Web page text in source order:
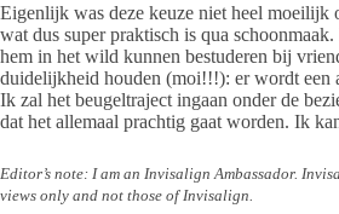
Eigenlijk was deze keuze niet heel moeilijk
wat dus super praktisch is qua
hem in het wild kunnen bestuderen bij
duidelijkheid houden (moi!!!): er wordt een
Ik zal het beugeltraject ingaan onder de
dat het allemaal prachtig gaat worden. Ik
Editor’s note: I am an Invisalign Ambassador.
views only and not those of Invisalign.